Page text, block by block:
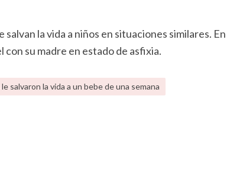
la vida a niños en situaciones similares. En
su madre en estado de asfixia.
salvaron la vida a un bebe de una semana